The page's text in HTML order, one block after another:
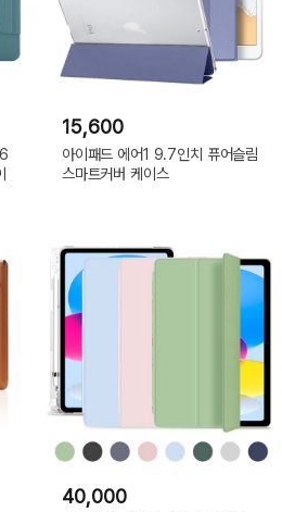
15,600
아이패드 에어1 9.7인치 퓨어슬림
스마트커버 케이스
40,000